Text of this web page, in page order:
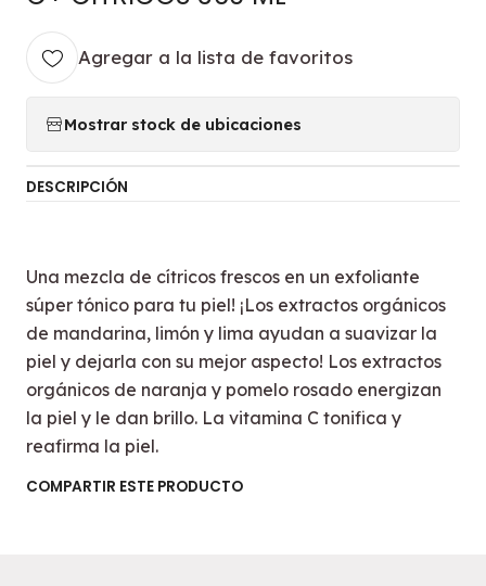
Agregar a la lista de favoritos
Mostrar stock de ubicaciones
DESCRIPCIÓN
Una mezcla de cítricos frescos en un exfoliante
súper tónico para tu piel! ¡Los extractos orgánicos
de mandarina, limón y lima ayudan a suavizar la
piel y dejarla con su mejor aspecto! Los extractos
orgánicos de naranja y pomelo rosado energizan
la piel y le dan brillo. La vitamina C tonifica y
reafirma la piel.
COMPARTIR ESTE PRODUCTO